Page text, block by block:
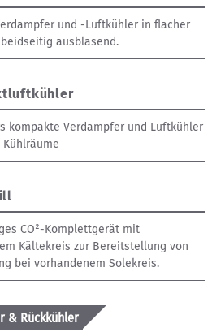
und -Luftkühler in flacher
ausblasend.
kompakte Verdampfer und Luftkühler
CO²-Komplettgerät mit
Kältekreis zur Bereitstellung von
bei vorhandenem Solekreis.
& Rückkühler